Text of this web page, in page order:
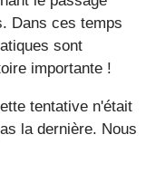
Dans ces temps
sont
importante !
tentative n'était
la dernière. Nous